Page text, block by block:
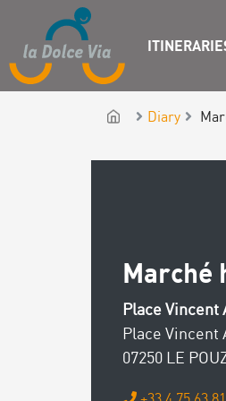
Diary
Marché
Place Vincent
Place Vincent
07250 LE